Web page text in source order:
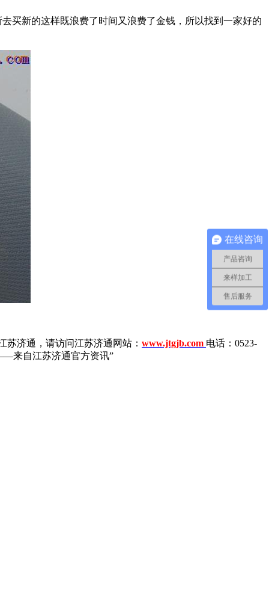
新的这样既浪费了时间又浪费了金钱，所以找到一家好的
济通，请访问江苏济通网站： www.jtgjb.com 电话：0523-
来自江苏济通官方资讯”
在线咨询
产品咨询
来样加工
售后服务